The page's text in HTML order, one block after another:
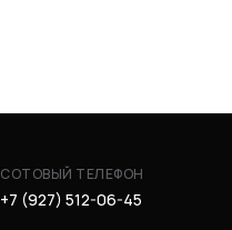
СОТОВЫЙ ТЕЛЕФОН
+7 (927) 512-06-45